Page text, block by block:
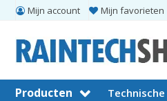
Mijn account Mijn favorieten
Producten